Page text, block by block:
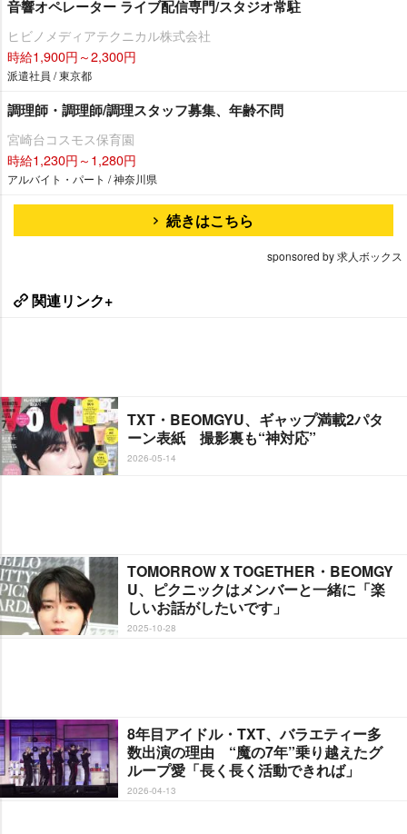
音響オペレーター ライブ配信専門/スタジオ常駐
ヒビノメディアテクニカル株式会社
時給1,900円～2,300円
派遣社員 / 東京都
調理師・調理師/調理スタッフ募集、年齢不問
宮崎台コスモス保育園
時給1,230円～1,280円
アルバイト・パート / 神奈川県
続きはこちら
sponsored by 求人ボックス
関連リンク+
TXT・BEOMGYU、ギャップ満載2パタ
ーン表紙 撮影裏も“神対応”
2026-05-14
TOMORROW X TOGETHER・BEOMGY
U、ピクニックはメンバーと一緒に「楽
しいお話がしたいです」
2025-10-28
8年目アイドル・TXT、バラエティー多
数出演の理由 “魔の7年”乗り越えたグ
ループ愛「長く長く活動できれば」
2026-04-13